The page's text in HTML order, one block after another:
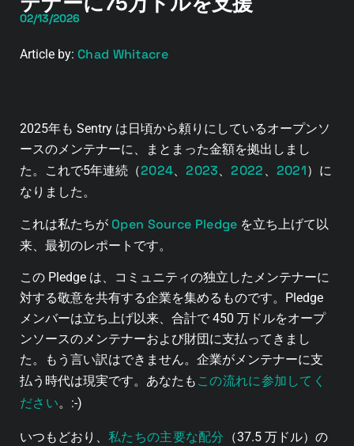
02/13/2026
Article by: Chad Whitacre
2025年も Sentry は日頃から頼りにしているオープンソ
ースのメンテナーに、まとまった金額を拠出しまし
た。これで5年連続（2024 、2023 、2022 2021）に
なりました。
これは私たちが Open Source Pledge を立ち上げて以
来、最初のレポートです。
この Pledge は、コミュニティの独立したメンテナーに
対する敬意を共有する企業を集めるものです。Pledge
メンバーは立ち上げ以来、合計で 450 万ドルをオープ
ンソースのメンテナーおよび財団に支払ってきまし
た。もう言い訳はできません。企業がメンテナーに支
払う時代は現実です。あなたも この流れに参加してく
ださい。:-)
いつもどおり、 私たちの主要な配分 （37.5 万ドル）の